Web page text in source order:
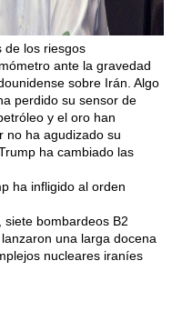
de los riesgos
ante la gravedad
sobre Irán. Algo
perdido su sensor de
y el oro han
no ha agudizado su
ha cambiado las
ha infligido al orden
bombardeos B2
una larga docena
nucleares iraníes